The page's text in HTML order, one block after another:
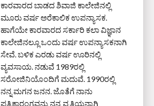
ಕಾರವಾರದ ಬಾಡದ ಶಿವಾಜಿ ಕಾಲೇಜಿನಲ್ಲಿ
ಮೂರು ವರ್ಷ ಅರೆಕಾಲಿಕ ಉಪನ್ಯಾಸಕ.
ಹಾಗೆಯೇ ಕಾರವಾರದ ಸರ್ಕಾರಿ ಕಲಾ ವಿಜ್ಞಾನ
ಕಾಲೇಜಿನಲ್ಲೂ ಒಂದು ವರ್ಷ ಉಪನ್ಯಾಸಕನಾಗಿ
ಸೇವೆ. ಬಳಿಕ ಎರಡು ವರ್ಷ ಊರಿನಲ್ಲಿ
ವ್ಯವಸಾಯ. ನಡುವೆ 1989ರಲ್ಲಿ
ಸರೋಜಿನಿಯೊಂದಿಗೆ ಮದುವೆ. 1990ರಲ್ಲಿ
ನನ್ನ ಮಗನ ಜನನ. ಜೊತೆಗೆ ನಾನು
ಪತ್ರಿಕಾರಂಗವನ್ನು ನನ್ನ ವೃತ್ತಿಯನ್ನಾಗಿ